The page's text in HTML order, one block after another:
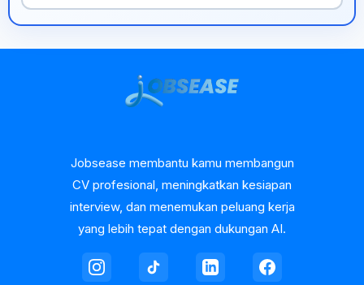
Jobsease membantu kamu membangun
CV profesional, meningkatkan kesiapan
interview, dan menemukan peluang kerja
yang lebih tepat dengan dukungan AI.